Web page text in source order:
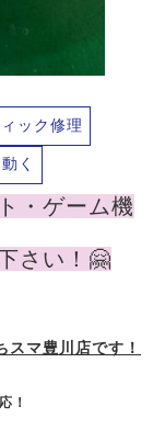
ック修理
く
・ゲーム機
さい！🤗
マ豊川店です！
！